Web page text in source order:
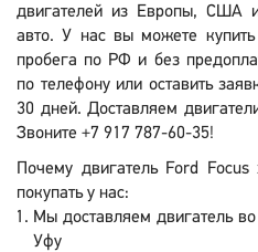
двигателей из Европы, США
авто. У нас вы можете
пробега по РФ и без
по телефону или оставить
30 дней. Доставляем
Звоните +7 917 787-60-35!
Почему двигатель Ford
покупать у нас:
Мы доставляем двигатель
Уфу